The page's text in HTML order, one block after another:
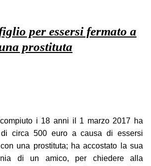
per essersi fermato a
prostituta
i 18 anni il 1 marzo 2017 ha
circa 500 euro a causa di essersi
una prostituta; ha accostato la sua
di un amico, per chiedere alla